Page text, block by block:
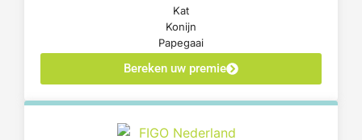
Kat
Konijn
Papegaai
Bereken uw premie